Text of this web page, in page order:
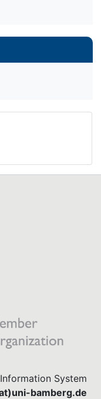
System
bamberg.de